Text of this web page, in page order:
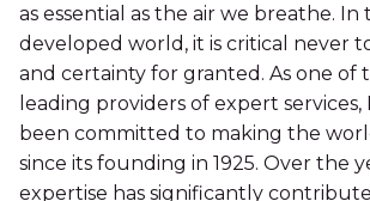
as essential as the air we breathe. In
developed world, it is critical never
and certainty for granted. As one of
leading providers of expert services,
been committed to making the
since its founding in 1925. Over the
expertise has significantly